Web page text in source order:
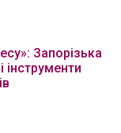
Запорізька